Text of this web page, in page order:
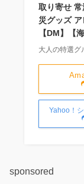
取り寄せ
災グッズ ア
【DM】【
大人の特選グ
Yahoo！
sponsored